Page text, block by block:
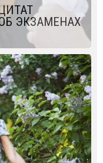
ЭКЗАМЕНАХ